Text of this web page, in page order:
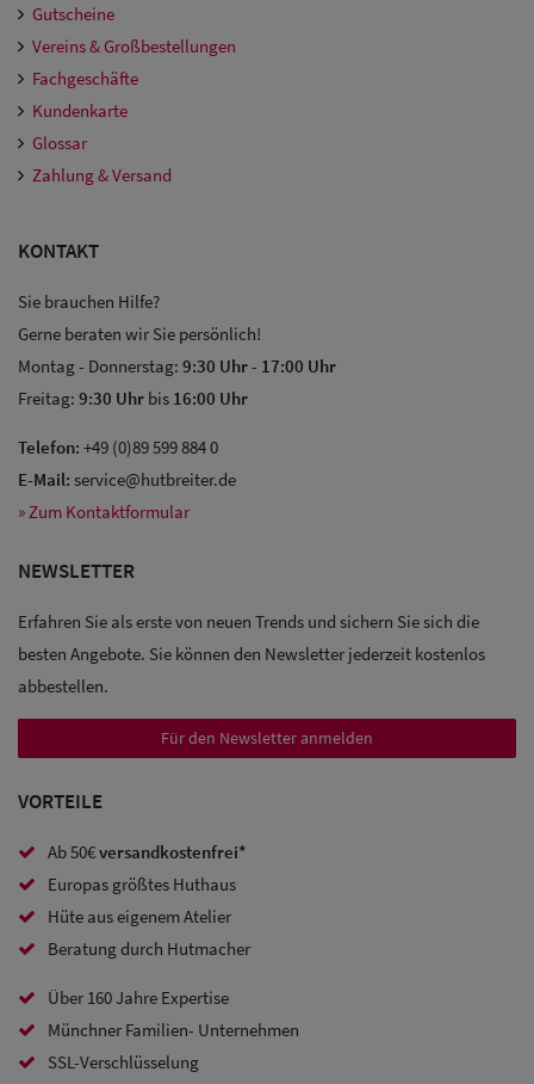
Sale: Caps
Sale:
Baseball
Caps
Caps
Sale:
Trucker
Caps
Sale: Caps
mit
Ohrenschutz
Gutscheine
Vereins & Großbestellungen
Fachgeschäfte
Kundenkarte
Glossar
Zahlung & Versand
KONTAKT
Sie brauchen Hilfe?
Gerne beraten wir Sie persönlich!
Montag - Donnerstag: 9:30 Uhr- 17:00 Uhr
Freitag: 9:30 Uhr bis 16:00 Uhr
Telefon: +49 (0)89 599 884 0
E-Mail: service@hutbreiter.de
» Zum Kontaktformular
NEWSLETTER
Erfahren Sie als erste von neuen Trends und sichern Sie sich die
besten Angebote. Sie können den Newsletter jederzeit kostenlos
abbestellen.
Für den Newsletter anmelden
VORTEILE
Ab 50€versandkostenfrei*
Europas größtes Huthaus
Hüte aus eigenem Atelier
Beratung durch Hutmacher
Über 160 Jahre Expertise
Münchner Familien- Unternehmen
SSL-Verschlüsselung